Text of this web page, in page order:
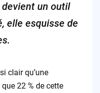
un outil
elle esquisse de
clair qu’une
22 % de cette